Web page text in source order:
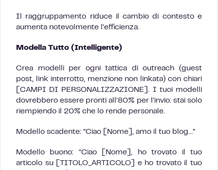
Il raggruppamento riduce il cambio di contesto e
aumenta notevolmente l’efficienza.
Modella Tutto (Intelligente)
Crea modelli per ogni tattica di outreach (guest
post, link interrotto, menzione non linkata) con chiari
[CAMPI DI PERSONALIZZAZIONE]. I tuoi modelli
dovrebbero essere pronti all’80% per l’invio: stai solo
riempiendo il 20% che lo rende personale.
Modello scadente: “Ciao [Nome], amo il tuo blog…”
Modello buono: “Ciao [Nome], ho trovato il tuo
articolo su [TITOLO_ARTICOLO] e ho trovato il tuo